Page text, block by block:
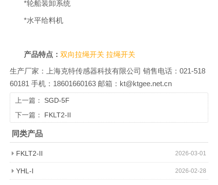
*轮船装卸系统
*水平给料机
产品特点：双向拉绳开关拉绳开关
生产厂家：上海克特传感器科技有限公司 销售电话：021-518
60181 手机：18601660163 邮箱：kt@ktgee.net.cn
上一篇： SGD-5F
下一篇： FKLT2-II
同类产品
2026-03-01
FKLT2-II
2026-02-28
YHL-I